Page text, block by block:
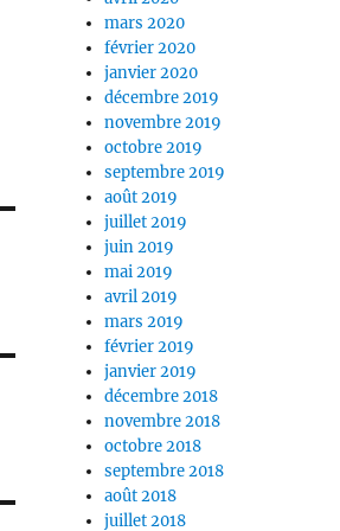
mars 2020
février 2020
janvier 2020
décembre 2019
novembre 2019
octobre 2019
septembre 2019
août 2019
juillet 2019
juin 2019
mai 2019
avril 2019
mars 2019
février 2019
janvier 2019
décembre 2018
novembre 2018
octobre 2018
septembre 2018
août 2018
juillet 2018